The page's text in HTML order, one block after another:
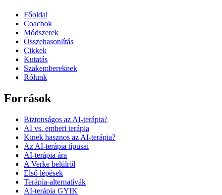
Főoldal
Coachok
Módszerek
Összehasonlítás
Cikkek
Kutatás
Szakembereknek
Rólunk
Források
Biztonságos az AI-terápia?
AI vs. emberi terápia
Kinek hasznos az AI-terápia?
Az AI-terápia típusai
AI-terápia ára
A Verke belülről
Első lépések
Terápia-alternatívák
AI-terápia GYIK